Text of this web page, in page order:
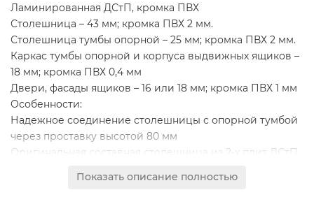
Ламинированная ДСтП, кромка ПВХ
Столешница – 43 мм; кромка ПВХ 2 мм.
Столешница тумбы опорной – 25 мм; кромка ПВХ 2 мм.
Каркас тумбы опорной и корпуса выдвижных ящиков –
18 мм; кромка ПВХ 0,4 мм
Двери, фасады ящиков – 16 или 18 мм; кромка ПВХ 1 мм
Особенности:
Надежное соединение столешницы с опорной тумбой
через проставку высотой 80 мм
Оригинальная составная столешница из 2-х плит ДСтП
Конструкция стола предусматривает правое/левое
Показать описание полностью